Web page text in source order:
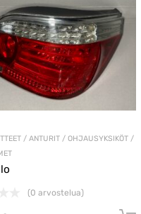
/ ANTURIT / OHJAUSYKSIKÖT /
(0 arvostelua)